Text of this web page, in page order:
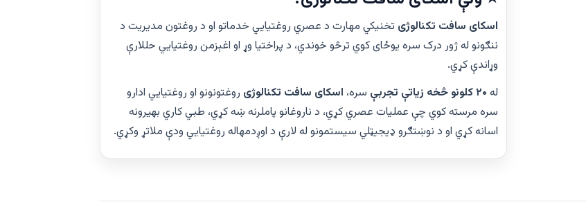
اسکای سافت تکنالوژی تخنیکي مهارت د عصري روغتیايي خدماتو او د روغتون مدیریت د
ننګونو له ژور درک سره یوځای کوي ترڅو خوندي، د پراختیا وړ او اغېزمن روغتیايي حللارې
وړاندې کړي.
له ۲۰ کلونو څخه زیاتې تجربې سره، اسکای سافت تکنالوژی روغتونونو او روغتیايي ادارو
سره مرسته کوي چې عملیات عصري کړي، د ناروغانو پاملرنه ښه کړي، طبي کاري بهیرونه
اسانه کړي او د نوښتګرو ډیجیټلي سیستمونو له لارې د اوږدمهاله روغتیايي ودې ملاتړ وکړي.